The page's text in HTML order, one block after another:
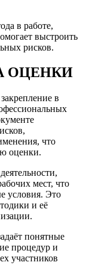
в работе,
выстроить
рисков.
ОЦЕНКИ
в
что
оценки.
мест, что
условия. Это
и её
понятные
процедур и
участников